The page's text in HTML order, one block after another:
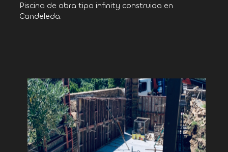
Piscina de obra tipo infinity construida en
Candeleda.